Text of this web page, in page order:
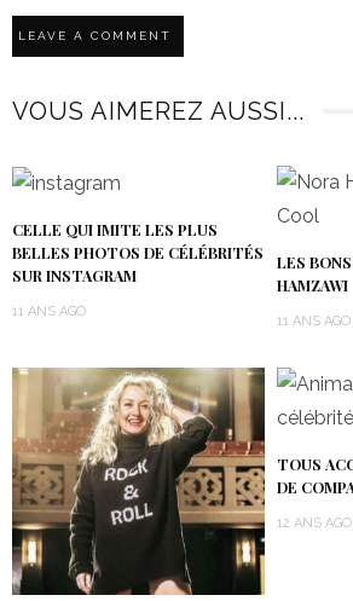
VOUS AIMEREZ AUSSI...
CELLE QUI IMITE LES PLUS
BELLES PHOTOS DE CÉLÉBRITÉS
SUR INSTAGRAM
11 ANS AGO
LES
HAMZAWI
11 ANS AGO
TOUS
DE
12 ANS AGO